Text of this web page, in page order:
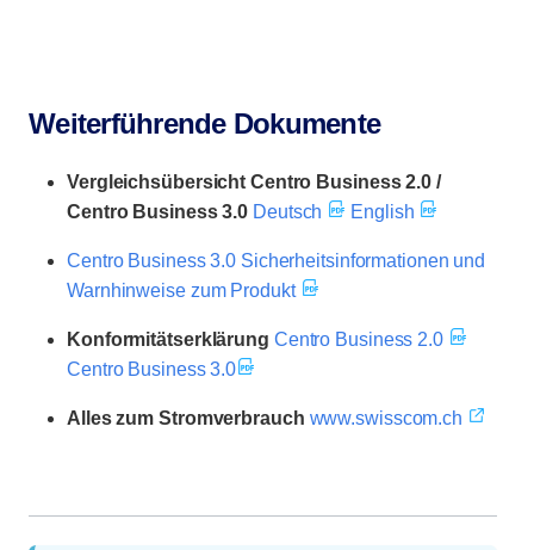
Weiterführende Dokumente
Vergleichsübersicht Centro Business 2.0 /
Centro Business 3.0 Deutsch English
Centro Business 3.0 Sicherheitsinformationen und
Warnhinweise zum Produkt
Konformitätserklärung Centro Business 2.0
Centro Business 3.0
Alles zum Stromverbrauch www.swisscom.ch